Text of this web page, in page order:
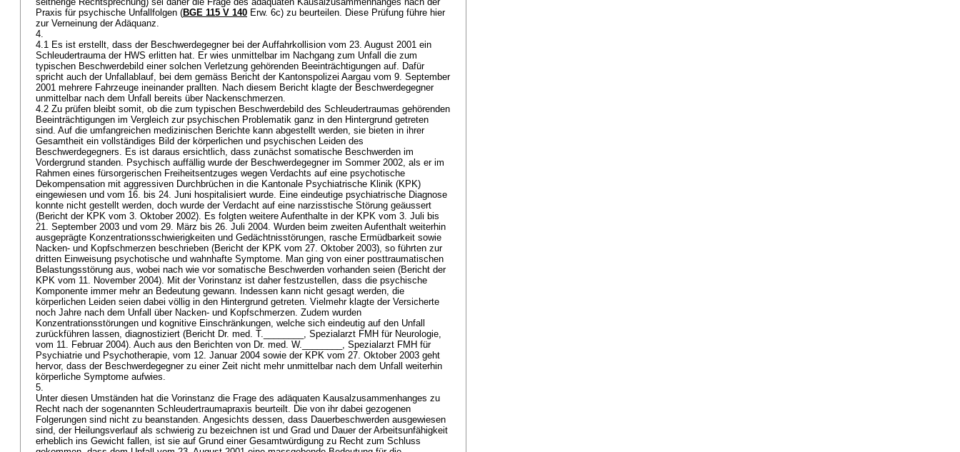
Praxis für psychische Unfallfolgen (BGE 115 V 140 Erw. 6c) zu beurteilen. Diese Prüfung führe hier
zur Verneinung der Adäquanz.
4.
4.1 Es ist erstellt, dass der Beschwerdegegner bei der Auffahrkollision vom 23. August 2001 ein
Schleudertrauma der HWS erlitten hat. Er wies unmittelbar im Nachgang zum Unfall die zum
typischen Beschwerdebild einer solchen Verletzung gehörenden Beeinträchtigungen auf. Dafür
spricht auch der Unfallablauf, bei dem gemäss Bericht der Kantonspolizei Aargau vom 9. September
2001 mehrere Fahrzeuge ineinander prallten. Nach diesem Bericht klagte der Beschwerdegegner
unmittelbar nach dem Unfall bereits über Nackenschmerzen.
4.2 Zu prüfen bleibt somit, ob die zum typischen Beschwerdebild des Schleudertraumas gehörenden
Beeinträchtigungen im Vergleich zur psychischen Problematik ganz in den Hintergrund getreten
sind. Auf die umfangreichen medizinischen Berichte kann abgestellt werden, sie bieten in ihrer
Gesamtheit ein vollständiges Bild der körperlichen und psychischen Leiden des
Beschwerdegegners. Es ist daraus ersichtlich, dass zunächst somatische Beschwerden im
Vordergrund standen. Psychisch auffällig wurde der Beschwerdegegner im Sommer 2002, als er im
Rahmen eines fürsorgerischen Freiheitsentzuges wegen Verdachts auf eine psychotische
Dekompensation mit aggressiven Durchbrüchen in die Kantonale Psychiatrische Klinik (KPK)
eingewiesen und vom 16. bis 24. Juni hospitalisiert wurde. Eine eindeutige psychiatrische Diagnose
konnte nicht gestellt werden, doch wurde der Verdacht auf eine narzisstische Störung geäussert
(Bericht der KPK vom 3. Oktober 2002). Es folgten weitere Aufenthalte in der KPK vom 3. Juli bis
21. September 2003 und vom 29. März bis 26. Juli 2004. Wurden beim zweiten Aufenthalt weiterhin
ausgeprägte Konzentrationsschwierigkeiten und Gedächtnisstörungen, rasche Ermüdbarkeit sowie
Nacken- und Kopfschmerzen beschrieben (Bericht der KPK vom 27. Oktober 2003), so führten zur
dritten Einweisung psychotische und wahnhafte Symptome. Man ging von einer posttraumatischen
Belastungsstörung aus, wobei nach wie vor somatische Beschwerden vorhanden seien (Bericht der
KPK vom 11. November 2004). Mit der Vorinstanz ist daher festzustellen, dass die psychische
Komponente immer mehr an Bedeutung gewann. Indessen kann nicht gesagt werden, die
körperlichen Leiden seien dabei völlig in den Hintergrund getreten. Vielmehr klagte der Versicherte
noch Jahre nach dem Unfall über Nacken- und Kopfschmerzen. Zudem wurden
Konzentrationsstörungen und kognitive Einschränkungen, welche sich eindeutig auf den Unfall
zurückführen lassen, diagnostiziert (Bericht Dr. med. T.________, Spezialarzt FMH für Neurologie,
vom 11. Februar 2004). Auch aus den Berichten von Dr. med. W.________, Spezialarzt FMH für
Psychiatrie und Psychotherapie, vom 12. Januar 2004 sowie der KPK vom 27. Oktober 2003 geht
hervor, dass der Beschwerdegegner zu einer Zeit nicht mehr unmittelbar nach dem Unfall weiterhin
körperliche Symptome aufwies.
5.
Unter diesen Umständen hat die Vorinstanz die Frage des adäquaten Kausalzusammenhanges zu
Recht nach der sogenannten Schleudertraumapraxis beurteilt. Die von ihr dabei gezogenen
Folgerungen sind nicht zu beanstanden. Angesichts dessen, dass Dauerbeschwerden ausgewiesen
sind, der Heilungsverlauf als schwierig zu bezeichnen ist und Grad und Dauer der Arbeitsunfähigkeit
erheblich ins Gewicht fallen, ist sie auf Grund einer Gesamtwürdigung zu Recht zum Schluss